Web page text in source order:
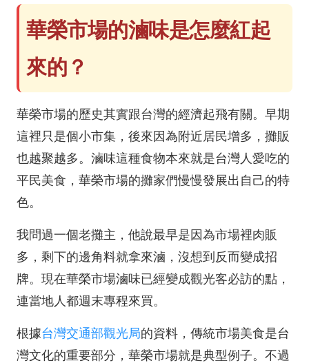
華榮市場的滷味是怎麼紅起
來的？
華榮市場的歷史其實跟台灣的經濟起飛有關。早期
這裡只是個小市集，後來因為附近居民增多，攤販
也越聚越多。滷味這種食物本來就是台灣人愛吃的
平民美食，華榮市場的攤家們慢慢發展出自己的特
色。
我問過一個老攤主，他說最早是因為市場裡肉販
多，剩下的邊角料就拿來滷，沒想到反而變成招
牌。現在華榮市場滷味已經變成觀光客必訪的點，
連當地人都週末專程來買。
根據台灣交通部觀光局的資料，傳統市場美食是台
灣文化的重要部分，華榮市場就是典型例子。不過